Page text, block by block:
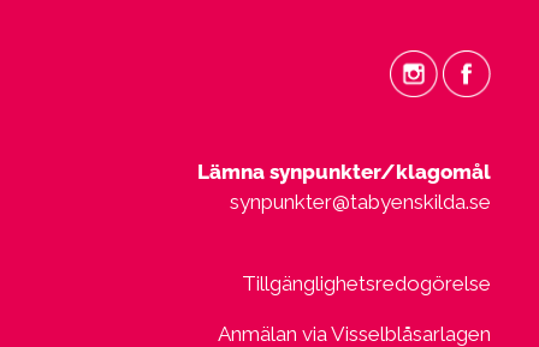
Lämna synpunkter/klagomål
synpunkter@tabyenskilda.se
Tillgänglighetsredogörelse
Anmälan via Visselblåsarlagen